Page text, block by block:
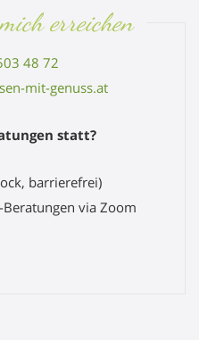
erreichen
48 72
mit-genuss.at
statt?
barrierefrei)
via Zoom